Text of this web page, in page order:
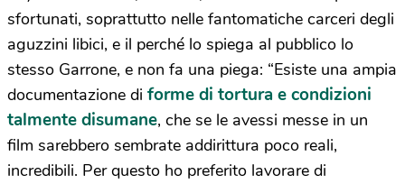
sfortunati, soprattutto nelle fantomatiche carceri degli
aguzzini libici, e il perché lo spiega al pubblico lo
stesso Garrone, e non fa una piega: “Esiste una ampia
documentazione di forme di tortura e condizioni
talmente disumane, che se le avessi messe in un
film sarebbero sembrate addirittura poco reali,
incredibili. Per questo ho preferito lavorare di